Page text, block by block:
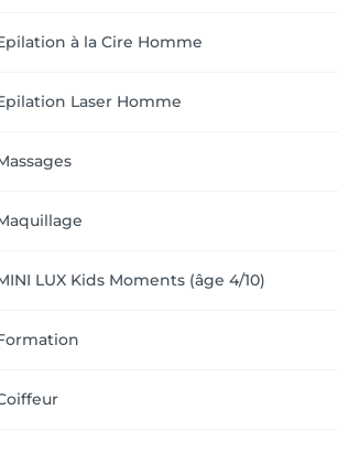
à la Cire Homme
Laser Homme
LUX Kids Moments (âge 4/10)